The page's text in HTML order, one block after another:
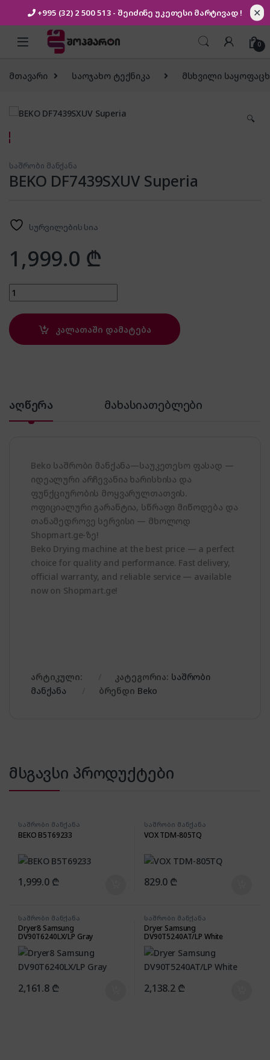
+995 (32) 2 500 513 - შეიძინე უკეთესი მარტივად ! ✕
Skip to navigation
Skip to content
0
მთავარი საოჯახო ტექნიკა მსხვილი
🔍
საშრობი მანქანა
BEKO DF7439SXUV Superia
სურვილების სია
1,999.0 ₾
BEKO DF7439SXUV Superia quantity
კალათაში დამატება
აღწერა მახასიათებლები
Beko საშრობი მანქანა—საუკეთესო ფასად —
იდეალური არჩევანია ხარისხისა და
ფუნქციურობის მოყვარულთათვის.
ოფიციალური გარანტია, სწრაფი მიწოდება და
თანამედროვე სერვისი — მხოლოდ
Shopmart.ge-ზე!
Beko Drying machine at the best price — a perfect
choice for quality and performance. Fast delivery,
official warranty, and reliable service — available
now on Shopmart.ge!
არტიკული: კატეგორია: საშრობი
მანქანა
ბრენდი Beko
მსგავსი პროდუქტები
საშრობი მანქანა
BEKO B5T69233
1,999.0 ₾
საშრობი მანქანა
VOX TDM-805TQ
829.0 ₾
საშრობი მანქანა
Dryer8 Samsung
DV90T6240LX/LP Gray
2,161.8 ₾
საშრობი მანქანა
Dryer Samsung
DV90T5240AT/LP White
2,138.2 ₾